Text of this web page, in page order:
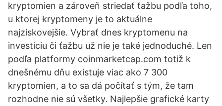
kryptomien a zároveň striedať ťažbu podľa toho,
u ktorej kryptomeny je to aktuálne
najziskovejšie. Vybrať dnes kryptomenu na
investíciu či ťažbu už nie je také jednoduché. Len
podľa platformy coinmarketcap.com totiž k
dnešnému dňu existuje viac ako 7 300
kryptomien, a to sa dá počítať s tým, že tam
rozhodne nie sú všetky. Najlepšie grafické karty